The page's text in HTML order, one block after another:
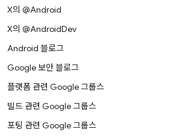
X의 @Android
X의 @AndroidDev
Android 블로그
Google 보안 블로그
플랫폼 관련 Google 그룹스
빌드 관련 Google 그룹스
포팅 관련 Google 그룹스